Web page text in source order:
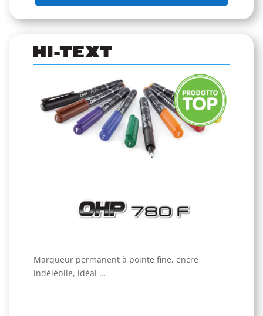
Marqueur permanent à pointe fine, encre
indélébile, idéal …